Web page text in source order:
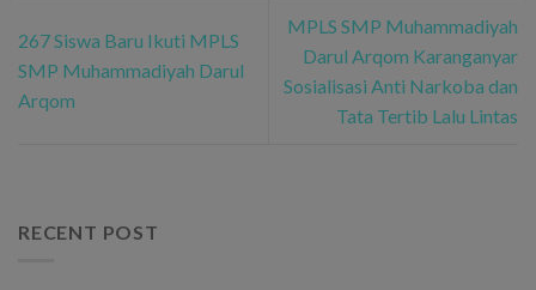
267 Siswa Baru Ikuti MPLS
SMP Muhammadiyah Darul
Arqom
MPLS SMP Muhammadiyah
Darul Arqom Karanganyar
Sosialisasi Anti Narkoba dan
Tata Tertib Lalu Lintas
RECENT POST